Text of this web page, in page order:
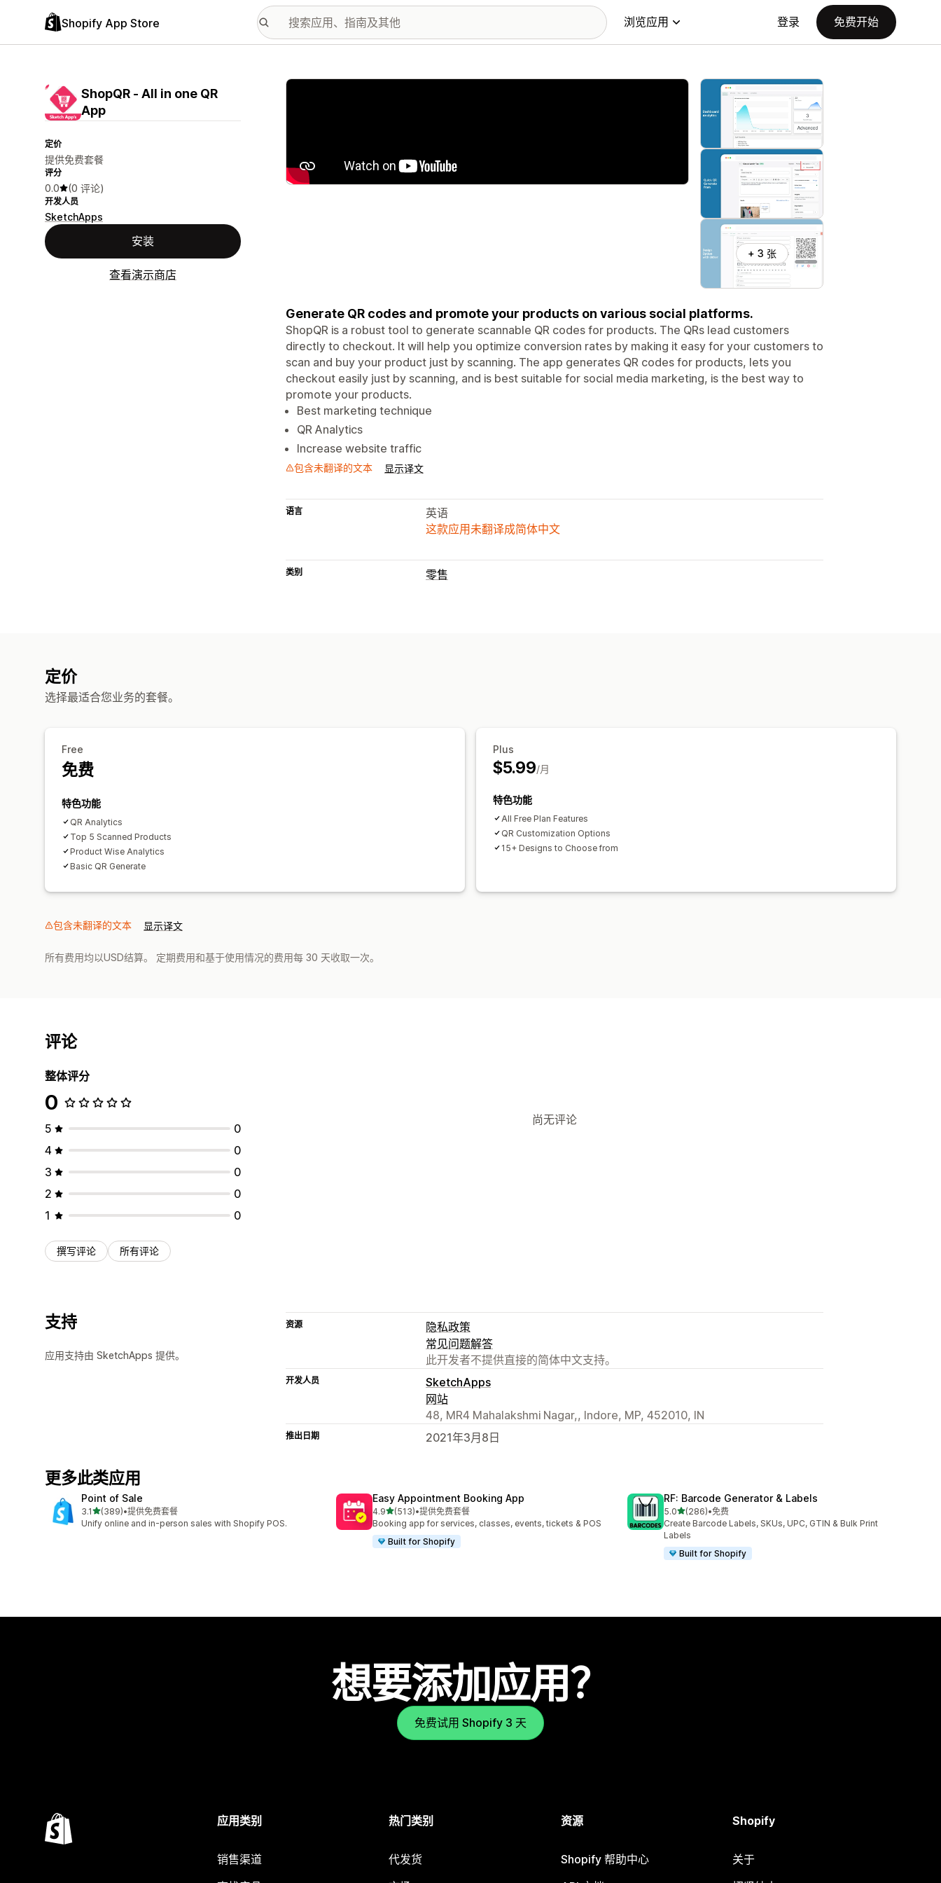
Shopify App Store 浏览应用 登录 免费开始
ShopQR ‑ All in one QR
App
定价
提供免费套餐
评分
0.0 (0 评论)
开发人员
SketchApps
安装
查看演示商店
配图图库
+ 3 张
Generate QR codes and promote your products on various social platforms.
ShopQR is a robust tool to generate scannable QR codes for products. The QRs lead customers
directly to checkout. It will help you optimize conversion rates by making it easy for your customers to
scan and buy your product just by scanning. The app generates QR codes for products, lets you
checkout easily just by scanning, and is best suitable for social media marketing, is the best way to
promote your products.
Best marketing technique
QR Analytics
Increase website traffic
包含未翻译的文本 显示译文
语言
英语
这款应用未翻译成简体中文
类别 零售
定价
选择最适合您业务的套餐。
Free
免费
特色功能
QR Analytics
Top 5 Scanned Products
Product Wise Analytics
Basic QR Generate
Plus
$5.99/月
特色功能
All Free Plan Features
QR Customization Options
15+ Designs to Choose from
包含未翻译的文本 显示译文
所有费用均以USD结算。 定期费用和基于使用情况的费用每 30 天收取一次。
评论
整体评分
0
5
0
4
0
3
0
2
0
1
0
撰写评论 所有评论
尚无评论
支持
应用支持由 SketchApps 提供。
资源
隐私政策
常见问题解答
此开发者不提供直接的简体中文支持。
开发人员
SketchApps
网站
48, MR4 Mahalakshmi Nagar,, Indore, MP, 452010, IN
推出日期 2021年3月8日
更多此类应用
Point of Sale
3.1星（满分 5 星）
(389)
总共 389 条评论
•提供免费套餐
Unify online and in-person sales with Shopify POS.
Easy Appointment Booking App
4.9星（满分 5 星）
(513)
总共 513 条评论
•提供免费套餐
Booking app for services, classes, events, tickets & POS
Built for Shopify
RF: Barcode Generator & Labels
5.0星（满分 5 星）
(286)
总共 286 条评论
•免费
Create Barcode Labels, SKUs, UPC, GTIN & Bulk Print
Labels
Built for Shopify
想要添加应用？
免费试用 Shopify 3 天
应用类别
销售渠道
热门类别
代发货
资源
Shopify 帮助中心
Shopify
关于